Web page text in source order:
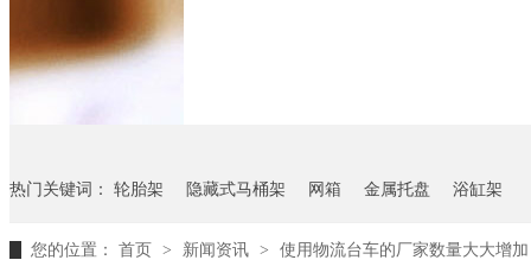
气瓶料架
热门关键词： 轮胎架 隐藏式马桶架 网箱 金属托盘 浴缸架
您的位置： 首页 > 新闻资讯 > 使用物流台车的厂家数量大大增加